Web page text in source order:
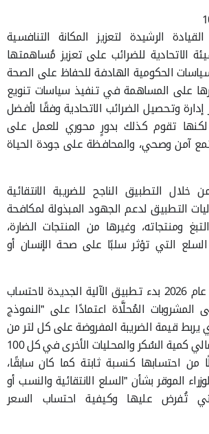
الرشيدة لتعزيز المكانة التنافسية
الاتحادية للضرائب على تعزيز مُساهمتها
الحكومية الهادفة للحفاظ على الصحة
على المساهمة في تنفيذ سياسات تنويع
إدارة وتحصيل الضرائب الاتحادية وفقًا لأفضل
لكنها تقوم كذلك بدورٍ محوري للعمل على
آمن وصحي، والمحافظة على جودة الحياة
التطبيق الناجح للضريبة الانتقائية
التطبيق لدعم الجهود المبذولة لمكافحة
ومنتجاته، وغيرها من المنتجات الضارة،
التي تؤثر سلبًا على صحة الإنسان أو
في هذا الإطار شهد عام 2026 بدء تطبيق الآلية الجديدة لاحتساب
المشروبات المُحلَّاة اعتمادًا على "النموذج
يربط قيمة الضريبة المفروضة على كل لتر من
المشروب المُحلّى بإجمالي كمية السُكر والمحليات الأخرى في كل 100
احتسابها كنسبة ثابتة كما كان سابقًا،
الموقر بشأن "السلع الانتقائية والنسب أو
تُفرض عليها وكيفية احتساب السعر